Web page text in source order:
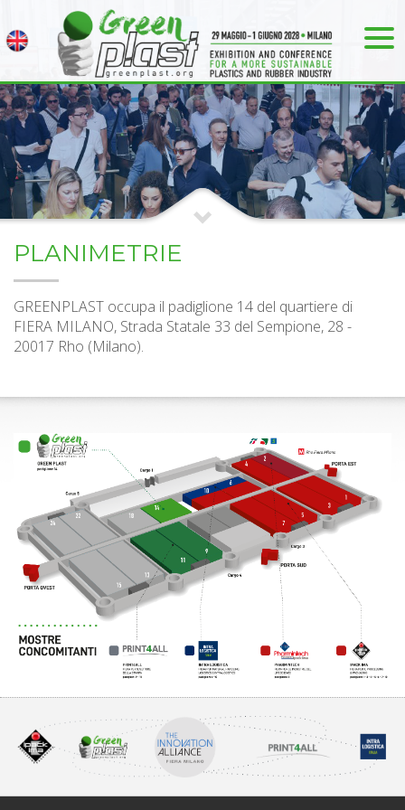
PLANIMETRIE
GREENPLAST occupa il padiglione 14 del quartiere di
FIERA MILANO, Strada Statale 33 del Sempione, 28 -
20017 Rho (Milano).